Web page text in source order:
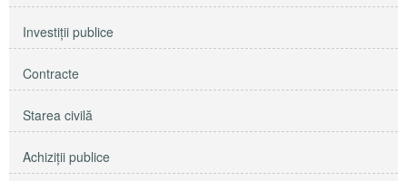
Investiţii publice
Contracte
Starea civilă
Achiziţii publice